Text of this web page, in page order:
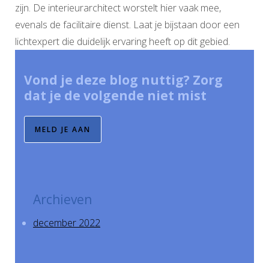
zijn. De interieurarchitect worstelt hier vaak mee,
evenals de facilitaire dienst. Laat je bijstaan door een
lichtexpert die duidelijk ervaring heeft op dit gebied.
Vond je deze blog nuttig? Zorg
dat je de volgende niet mist
MELD JE AAN
Archieven
december 2022